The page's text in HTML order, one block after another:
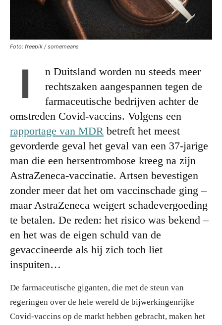
Foto: freepik / somemeans
I
n Duitsland worden nu steeds meer
rechtszaken aangespannen tegen de
farmaceutische bedrijven achter de
omstreden Covid-vaccins. Volgens een
rapportage van MDR betreft het meest
gevorderde geval het geval van een 37-jarige
man die een hersentrombose kreeg na zijn
AstraZeneca-vaccinatie. Artsen bevestigen
zonder meer dat het om vaccinschade ging –
maar AstraZeneca weigert schadevergoeding
te betalen. De reden: het risico was bekend –
en het was de eigen schuld van de
gevaccineerde als hij zich toch liet
inspuiten…
De farmaceutische giganten, die met de steun van
regeringen over de hele wereld de bijwerkingenrijke
Covid-vaccins op de markt hebben gebracht, maken het